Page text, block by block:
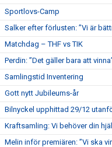
Sportlovs-Camp
Salker efter förlusten: ”Vi är
Matchdag – THF vs TIK
Perdin: ”Det gäller bara att
Samlingstid Inventering
Gott nytt Jubileums-år
Bilnyckel upphittad 29/12
Kraftsamling: Vi behöver din
Melin inför premiären: ”Vi ska